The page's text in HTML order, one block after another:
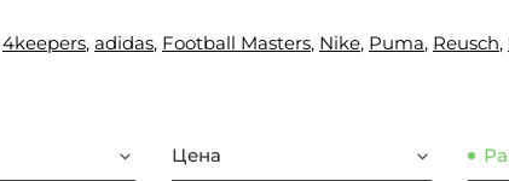
4keepers, adidas, Football Masters, Nike, Puma, Reusch,
Цена